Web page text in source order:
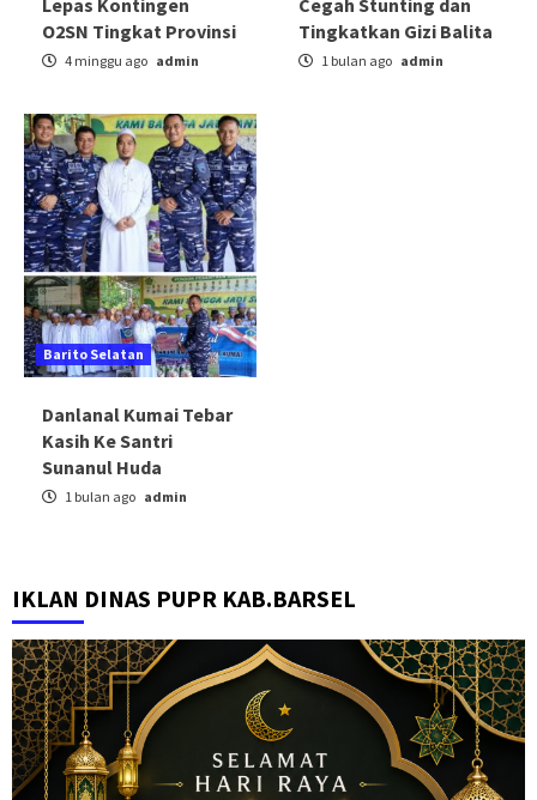
Lepas Kontingen
O2SN Tingkat Provinsi
4 minggu ago admin
Cegah Stunting dan
Tingkatkan Gizi Balita
1 bulan ago admin
Barito Selatan
Danlanal Kumai Tebar
Kasih Ke Santri
Sunanul Huda
1 bulan ago admin
IKLAN DINAS PUPR KAB.BARSEL